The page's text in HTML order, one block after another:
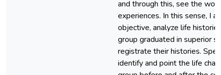
and through this, see the
experiences. In this sense, I
objective, analyze life
group graduated in superior
registrate their histories.
identify and point the life